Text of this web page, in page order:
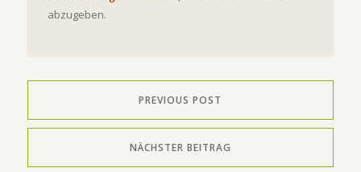
abzugeben.
PREVIOUS POST
NÄCHSTER BEITRAG